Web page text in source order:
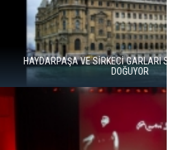
GARLARI SANATLA YENİDEN
DOĞUYOR